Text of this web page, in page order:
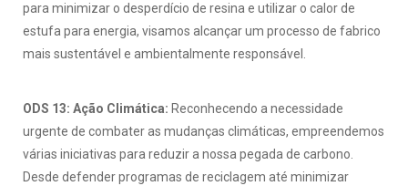
para minimizar o desperdício de resina e utilizar o calor de
estufa para energia, visamos alcançar um processo de fabrico
mais sustentável e ambientalmente responsável.
ODS 13: Ação Climática: Reconhecendo a necessidade
urgente de combater as mudanças climáticas, empreendemos
várias iniciativas para reduzir a nossa pegada de carbono.
Desde defender programas de reciclagem até minimizar